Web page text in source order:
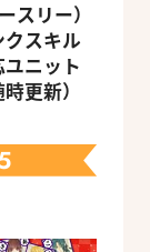
スリー）
スキル
ニット
更新）